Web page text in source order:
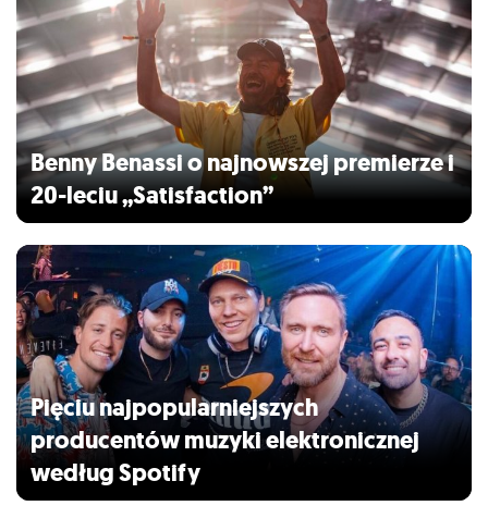
Benny Benassi o najnowszej premierze i
20-leciu „Satisfaction”
Pięciu najpopularniejszych
producentów muzyki elektronicznej
według Spotify